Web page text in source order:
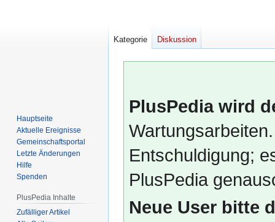
PlusPedia wird
Entschuldigung;
PlusPedia
Neue User bitte
Kategorie Diskussion
Hauptseite
Aktuelle Ereignisse
Gemeinschafts­portal
Letzte Änderungen
Hilfe
Spenden
PlusPedia Inhalte
Zufälliger Artikel